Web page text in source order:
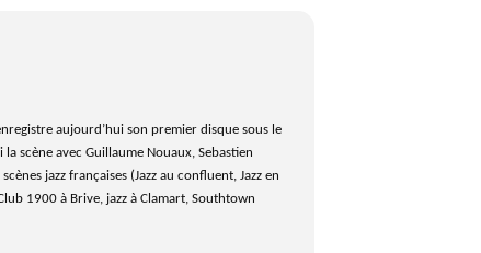
aujourd’hui son premier disque sous le
scène avec Guillaume Nouaux, Sebastien
jazz françaises (Jazz au confluent, Jazz en
1900 à Brive, jazz à Clamart, Southtown